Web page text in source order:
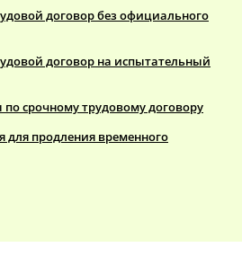
договор без официального
договор на испытательный
срочному трудовому договору
для продления временного